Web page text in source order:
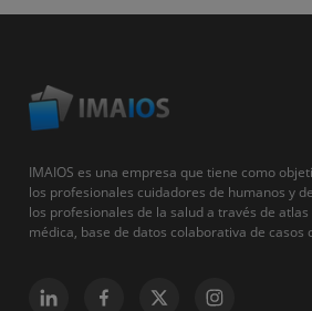
IMAIOS es una empresa que tiene como
los profesionales cuidadores de humanos y
los profesionales de la salud a través de
médica, base de datos colaborativa de casos